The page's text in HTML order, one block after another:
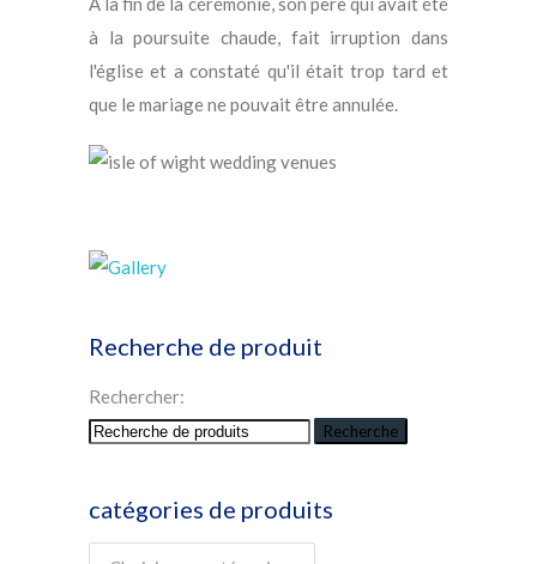
à la poursuite chaude, fait irruption dans
l'église et a constaté qu'il était trop tard et
que le mariage ne pouvait être annulée.
Recherche de produit
Rechercher:
Recherche
catégories de produits